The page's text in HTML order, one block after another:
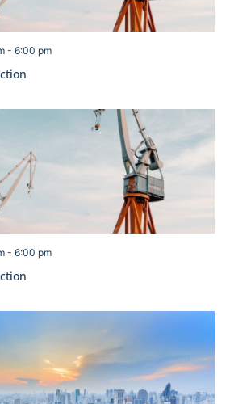
- 6:00 pm
- 6:00 pm